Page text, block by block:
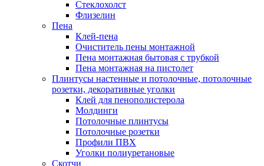
Стеклохолст
Флизелин
Пена
Клей-пена
Очиститель пены монтажной
Пена монтажная бытовая с трубкой
Пена монтажная на пистолет
Плинтусы настенные и потолочные, потолочные
розетки, декоративные уголки
Клей для пенополистерола
Молдинги
Потолочные плинтусы
Потолочные розетки
Профили ПВХ
Уголки полиуретановые
Скотчи